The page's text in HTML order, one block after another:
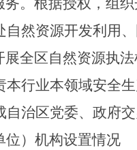
。根据授权 ， 组
自然资源开发利用
展全区自然资源执
本行业本领域安全
自治区党委、政府
位）机构设置情况